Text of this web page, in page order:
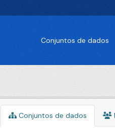
Conjuntos de dados
Conjuntos de dados